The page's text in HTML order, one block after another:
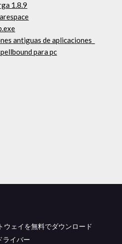
1.8.9
antiguas de aplicaciones_
para pc
ェイを無料でダウンロード
ライバー